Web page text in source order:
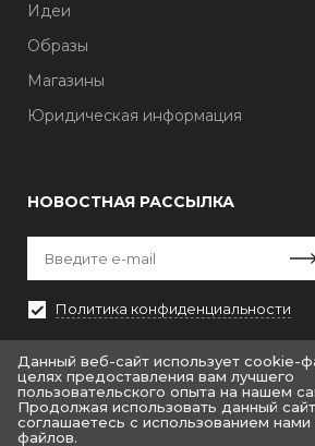
Идеи
Образы
Магазины
Юридическая информация
НОВОСТНАЯ РАССЫЛКА
Политика конфиденциальности
Первая кампания
© «Крайт: Одежда.Fashion»
Данный веб-сайт использует cookie-
целях предоставления вам лучшего
пользовательского опыта на нашем
Продолжая использовать данный
соглашаетесь с использованием
файлов.